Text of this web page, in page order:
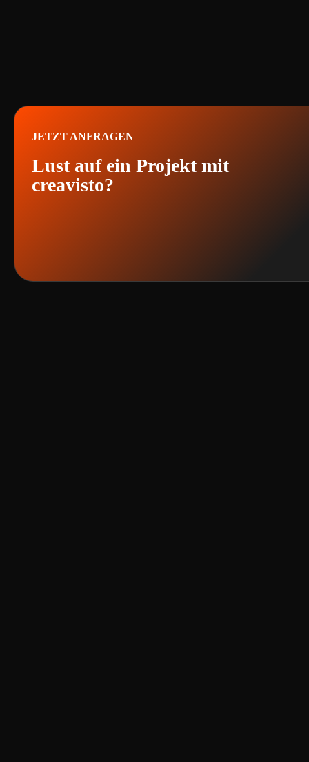
JETZT ANFRAGEN
Lust auf ein Projekt mit
creavisto?